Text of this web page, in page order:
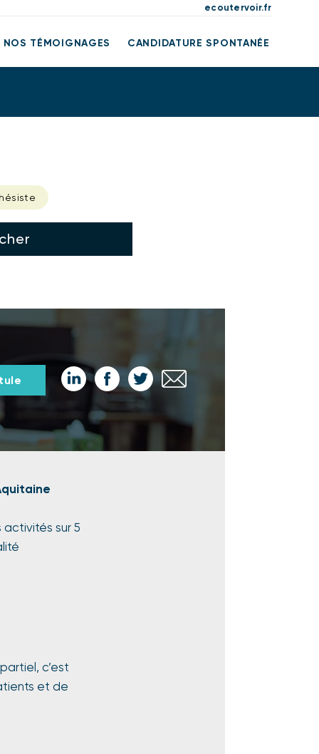
ecoutervoir.fr
NOS TÉMOIGNAGES CANDIDATURE SPONTANÉE
Partager
sur
LinkedIn
Partager
sur
Facebook
Partager
sur
Partager
par
sur 5
c’est
et de